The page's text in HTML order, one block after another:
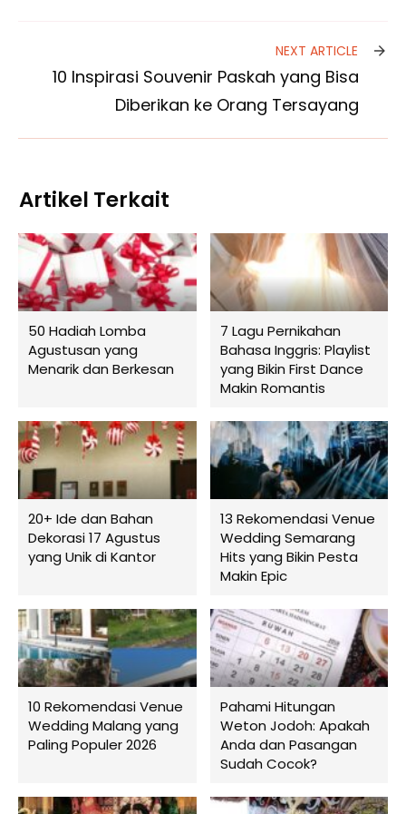
NEXT ARTICLE
10 Inspirasi Souvenir Paskah yang Bisa
Diberikan ke Orang Tersayang
Artikel Terkait
50 Hadiah Lomba
Agustusan yang
Menarik dan Berkesan
7 Lagu Pernikahan
Bahasa Inggris: Playlist
yang Bikin First Dance
Makin Romantis
20+ Ide dan Bahan
Dekorasi 17 Agustus
yang Unik di Kantor
13 Rekomendasi Venue
Wedding Semarang
Hits yang Bikin Pesta
Makin Epic
10 Rekomendasi Venue
Wedding Malang yang
Paling Populer 2026
Pahami Hitungan
Weton Jodoh: Apakah
Anda dan Pasangan
Sudah Cocok?